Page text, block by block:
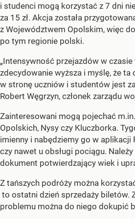
i studenci mogą korzystać z 7 dni
za 15 zł. Akcja została
z Województwem Opolskim, więc
po tym regionie polski.
„Intensywność przejazdów w
zdecydowanie wyższa i myślę, że ta
w stronę uczniów i studentów jest
Robert Węgrzyn, członek zarządu
Zainteresowani mogą pojechać
Opolskich, Nysy czy Kluczborka.
imienny i nabędziemy go w aplikacji
czy nawet u obsługi pociągu.
dokument potwierdzający wiek i
Z tańszych podróży można
to ostatni dzień sprzedaży biletów.
problemu można do niego dokupić